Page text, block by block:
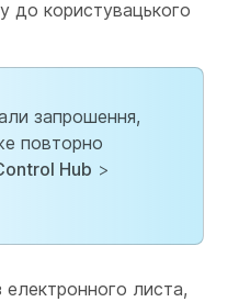
до користувацького
запрошення,
повторно
Hub >
електронного листа,